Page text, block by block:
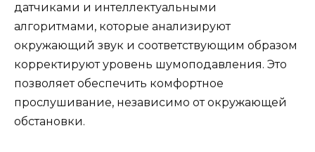
датчиками и интеллектуальными
алгоритмами, которые анализируют
окружающий звук и соответствующим образом
корректируют уровень шумоподавления. Это
позволяет обеспечить комфортное
прослушивание, независимо от окружающей
обстановки.